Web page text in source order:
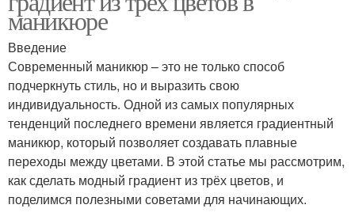
маникюре
Введение
Современный маникюр – это не только способ
подчеркнуть стиль, но и выразить свою
индивидуальность. Одной из самых популярных
тенденций последнего времени является градиентный
маникюр, который позволяет создавать плавные
переходы между цветами. В этой статье мы рассмотрим,
как сделать модный градиент из трёх цветов, и
поделимся полезными советами для начинающих.